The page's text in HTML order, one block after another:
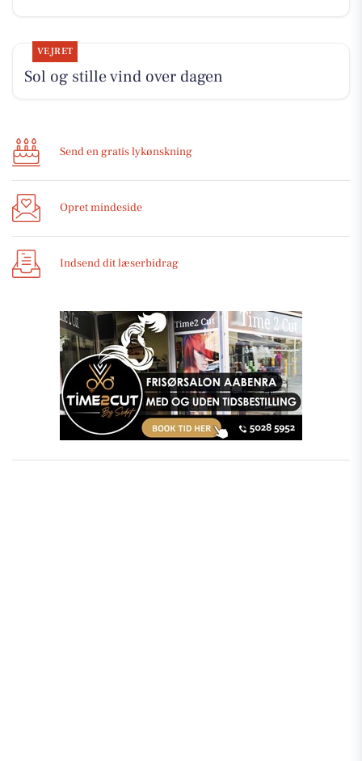
VEJRET
Sol og stille vind over dagen
Send en gratis lykønskning
Opret mindeside
Indsend dit læserbidrag